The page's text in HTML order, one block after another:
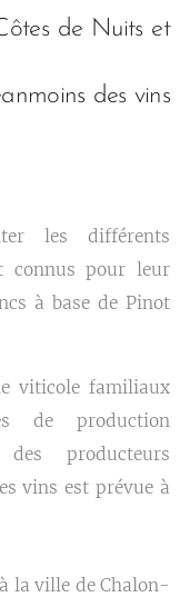
de Nuits et
des vins
les différents
connus pour leur
à base de Pinot
viticole familiaux
de production
producteurs
vins est prévue à
la ville de Chalon-